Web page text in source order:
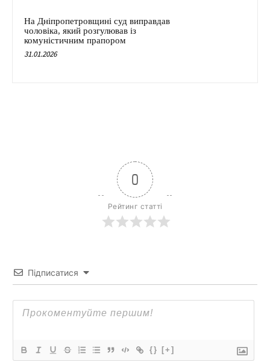
На Дніпропетровщині суд виправдав
чоловіка, який розгулював із
комуністичним прапором
31.01.2026
0
Рейтинг статті
Підписатися
{} [+]